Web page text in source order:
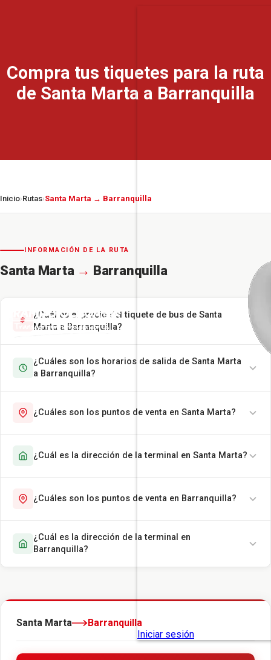
Compra tus tiquetes para la ruta
de Santa Marta a Barranquilla
Inicio›Rutas›Santa Marta → Barranquilla
INFORMACIÓN DE LA RUTA
Santa Marta → Barranquilla
¿Cuál es el precio del tiquete de bus de Santa
Marta a Barranquilla?
¿Cuáles son los horarios de salida de Santa Marta
a Barranquilla?
¿Cuáles son los puntos de venta en Santa Marta?
¿Cuál es la dirección de la terminal en Santa Marta?
¿Cuáles son los puntos de venta en Barranquilla?
¿Cuál es la dirección de la terminal en
Barranquilla?
Santa Marta Barranquilla